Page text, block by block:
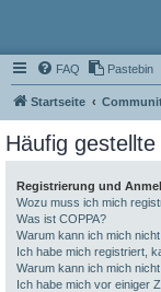
FAQ Pastebin
Startseite
Häufig
Registrierung und
Wozu muss ich mich
Was ist COPPA?
Warum kann ich mich
Ich habe mich registriert,
Warum kann ich mich
Ich habe mich vor einiger